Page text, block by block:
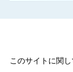
このサイトに関し